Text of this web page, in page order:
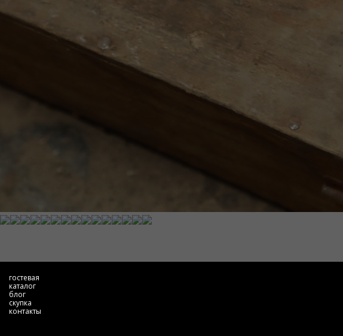
гостевая
каталог
блог
скупка
контакты